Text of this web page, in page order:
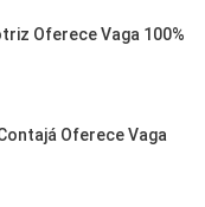
Oferece Vaga 100%
Contajá Oferece Vaga